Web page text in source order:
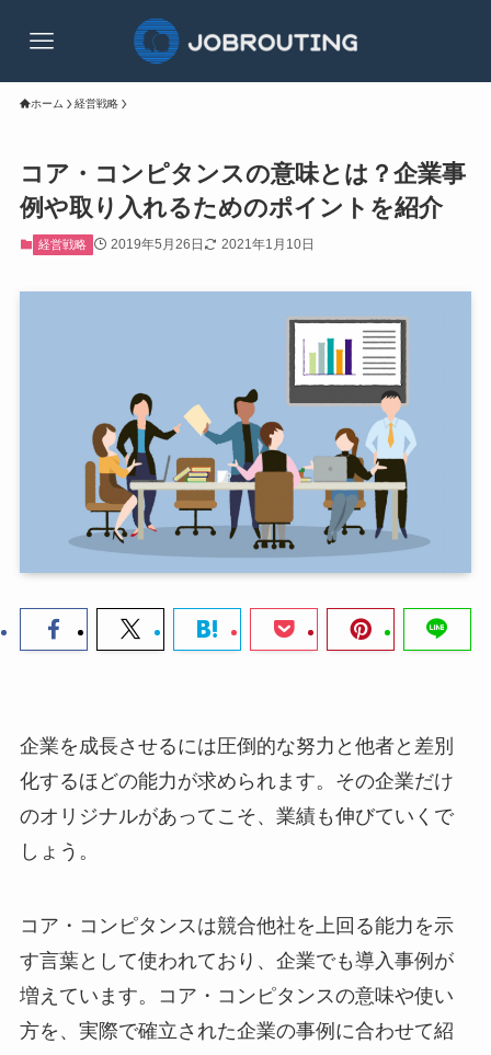
ホーム 経営戦略
コア・コンピタンスの意味とは？企業事
例や取り入れるためのポイントを紹介
経営戦略 2019年5月26日 2021年1月10日
企業を成長させるには圧倒的な努力と他者と差別
化するほどの能力が求められます。その企業だけ
のオリジナルがあってこそ、業績も伸びていくで
しょう。
コア・コンピタンスは競合他社を上回る能力を示
す言葉として使われており、企業でも導入事例が
増えています。コア・コンピタンスの意味や使い
方を、実際で確立された企業の事例に合わせて紹